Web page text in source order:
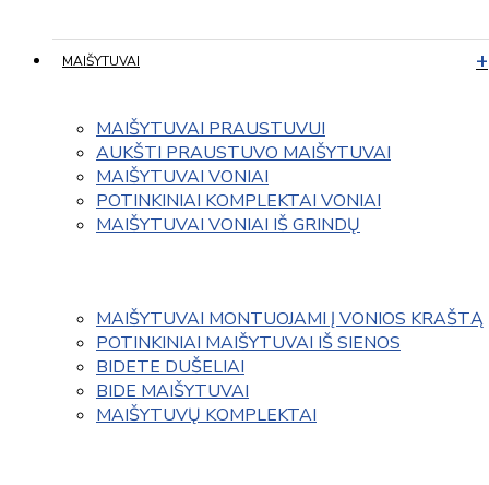
MAIŠYTUVAI
MAIŠYTUVAI PRAUSTUVUI
AUKŠTI PRAUSTUVO MAIŠYTUVAI
MAIŠYTUVAI VONIAI
POTINKINIAI KOMPLEKTAI VONIAI
MAIŠYTUVAI VONIAI IŠ GRINDŲ
MAIŠYTUVAI MONTUOJAMI Į VONIOS KRAŠTĄ
POTINKINIAI MAIŠYTUVAI IŠ SIENOS
BIDETE DUŠELIAI
BIDE MAIŠYTUVAI
MAIŠYTUVŲ KOMPLEKTAI